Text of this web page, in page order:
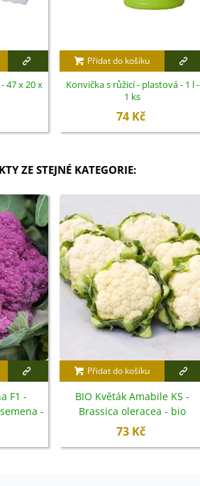
47 x 20 x
Přidat do košíku
Konvička s růžicí - plastová - 1 l -
1 ks
74 Kč
ZE STEJNÉ KATEGORIE:
F1 -
-
Přidat do košíku
BIO Květák Amabile KS -
Brassica oleracea - bio
semena - 20 ks
73 Kč